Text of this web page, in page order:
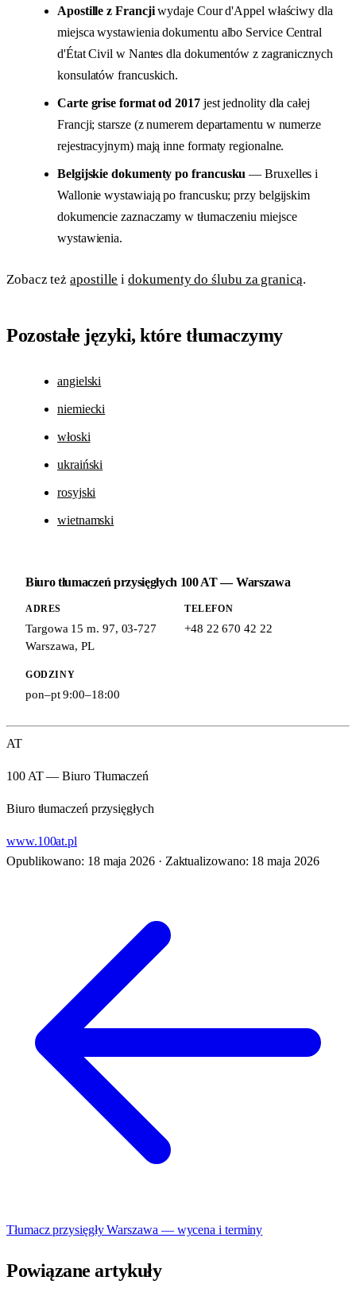
Apostille z Francjiwydaje Cour d'Appel właściwy dla
miejsca wystawienia dokumentu albo Service Central
d'État Civil w Nantes dla dokumentów z zagranicznych
konsulatów francuskich.
Carte grise format od 2017jest jednolity dla całej
Francji; starsze (z numerem departamentu w numerze
rejestracyjnym) mają inne formaty regionalne.
Belgijskie dokumenty po francusku — Bruxelles i
Wallonie wystawiają po francusku; przy belgijskim
dokumencie zaznaczamy w tłumaczeniu miejsce
wystawienia.
Zobacz teżapostille idokumenty do ślubu za granicą.
Pozostałe języki, które tłumaczymy
angielski
niemiecki
włoski
ukraiński
rosyjski
wietnamski
Biuro tłumaczeń przysięgłych 100 AT — Warszawa
ADRES
Targowa 15 m. 97, 03-727
Warszawa,PL
TELEFON
+48 22 670 42 22
GODZINY
pon–pt 9:00–18:00
AT
100 AT — Biuro Tłumaczeń
Biuro tłumaczeń przysięgłych
www.100at.pl
Opublikowano: 18 maja 2026 · Zaktualizowano: 18 maja 2026
Tłumacz przysięgły Warszawa — wycena i terminy
Powiązane artykuły